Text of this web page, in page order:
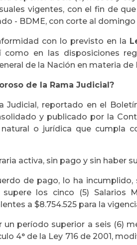
vigentes, con el fin de
- BDME, con corte al domingo
con lo previsto en la
como en las disposiciones
de la Nación en materia de
de la Rama Judicial?
Judicial, reportado en el
y publicado por la
o jurídica que cumpla
activa, sin pago y sin haber
de pago, lo ha
los cinco (5) Salarios
a $8.754.525 para la
un período superior a seis (6)
4° de la Ley 716 de 2001,